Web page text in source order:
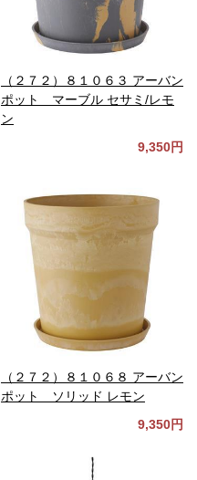
（２７２）８１０６３ アーバン
ポット マーブル セサミ/レモ
ン
9,350円
（２７２）８１０６８ アーバン
ポット ソリッド レモン
9,350円